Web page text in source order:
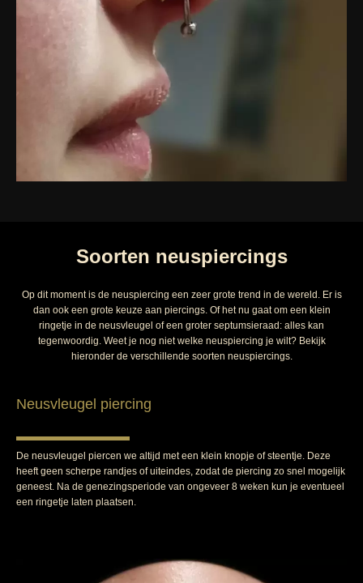
Soorten neuspiercings
Op dit moment is de neuspiercing een zeer grote trend in de wereld. Er is
dan ook een grote keuze aan piercings. Of het nu gaat om een klein
ringetje in de neusvleugel of een groter septumsieraad: alles kan
tegenwoordig. Weet je nog niet welke neuspiercing je wilt? Bekijk
hieronder de verschillende soorten neuspiercings.
Neusvleugel piercing
De neusvleugel piercen we altijd met een klein knopje of steentje. Deze
heeft geen scherpe randjes of uiteindes, zodat de piercing zo snel mogelijk
geneest. Na de genezingsperiode van ongeveer 8 weken kun je eventueel
een ringetje laten plaatsen.